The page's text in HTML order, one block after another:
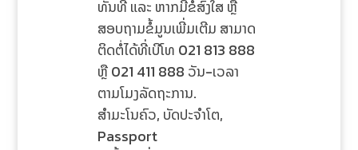
ທັນທີ ແລະ ຫາກມີຂໍ້ສົງໃສ ຫຼື
ສອບຖາມຂໍ້ມູນເພີ່ມເຕີມ ສາມາດ
ຕິດຕໍ່ໄດ້ທີ່ເບີໂທ 021 813 888
ຫຼື 021 411 888 ວັນ-ເວລາ
ຕາມໂມງລັດຖະການ.
ສໍາມະໂນຄົວ,​ ບັດປະຈໍາໂຕ,
Passport